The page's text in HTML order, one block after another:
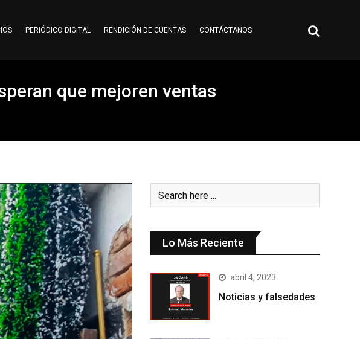
PERIÓDICO DIGITAL RENDICIÓN DE CUENTAS CONTÁCTANOS
que mejoren ventas
Lo Más Reciente
abril 4, 2023
Noticias y falsedades